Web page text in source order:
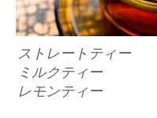
ストレートティー
ミルクティー
レモンティー